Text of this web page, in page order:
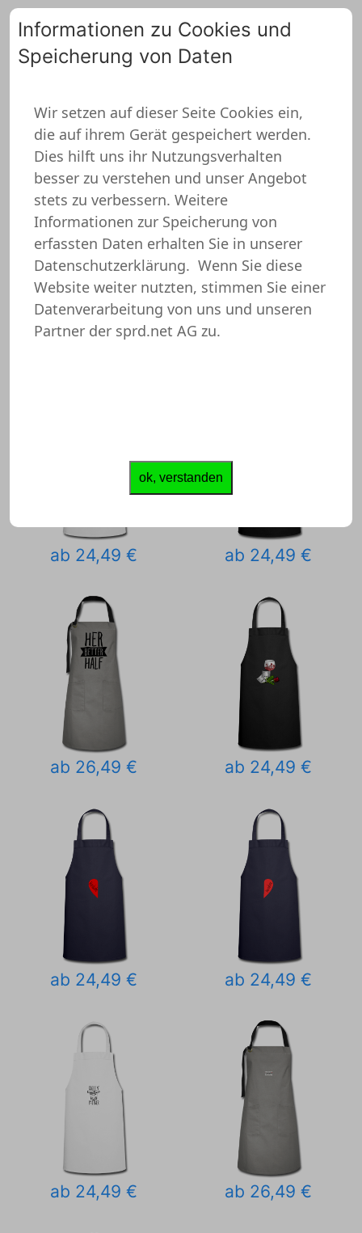
Partner Schürze
ab 24,49 € ab 24,49 €
ab 26,49 € ab 24,49 €
ab 24,49 € ab 24,49 €
ab 24,49 € ab 26,49 €
Informationen zu Cookies und
Speicherung von Daten
Wir setzen auf dieser Seite Cookies ein,
die auf ihrem Gerät gespeichert werden.
Dies hilft uns ihr Nutzungsverhalten
besser zu verstehen und unser Angebot
stets zu verbessern. Weitere
Informationen zur Speicherung von
erfassten Daten erhalten Sie in unserer
Datenschutzerklärung. Wenn Sie diese
Website weiter nutzten, stimmen Sie einer
Datenverarbeitung von uns und unseren
Partner der sprd.net AG zu.
ok, verstanden